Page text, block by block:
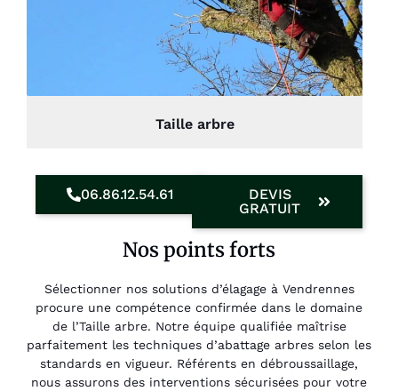
Taille arbre
06.86.12.54.61
DEVIS
GRATUIT
Nos points forts
Sélectionner nos solutions d’élagage à Vendrennes
procure une compétence confirmée dans le domaine
de l’Taille arbre. Notre équipe qualifiée maîtrise
parfaitement les techniques d’abattage arbres selon les
standards en vigueur. Référents en débroussaillage,
nous assurons des interventions sécurisées pour votre